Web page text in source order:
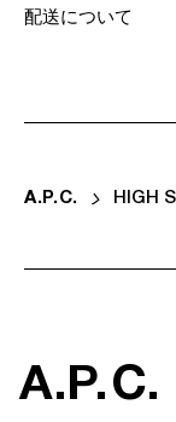
配送について
A.P. C. HIGH
A.P.C.